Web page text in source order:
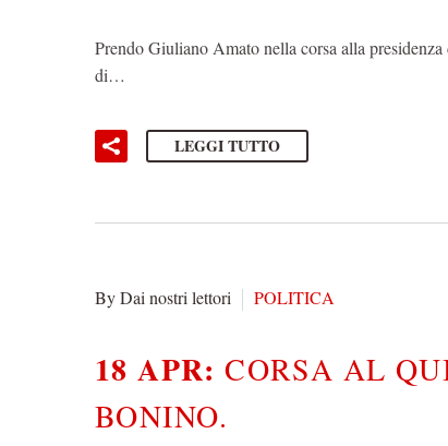
Prendo Giuliano Amato nella corsa alla
di…
LEGGI TUTTO
By Dai nostri lettori POLITICA
18 APR:CORSA AL
BONINO.